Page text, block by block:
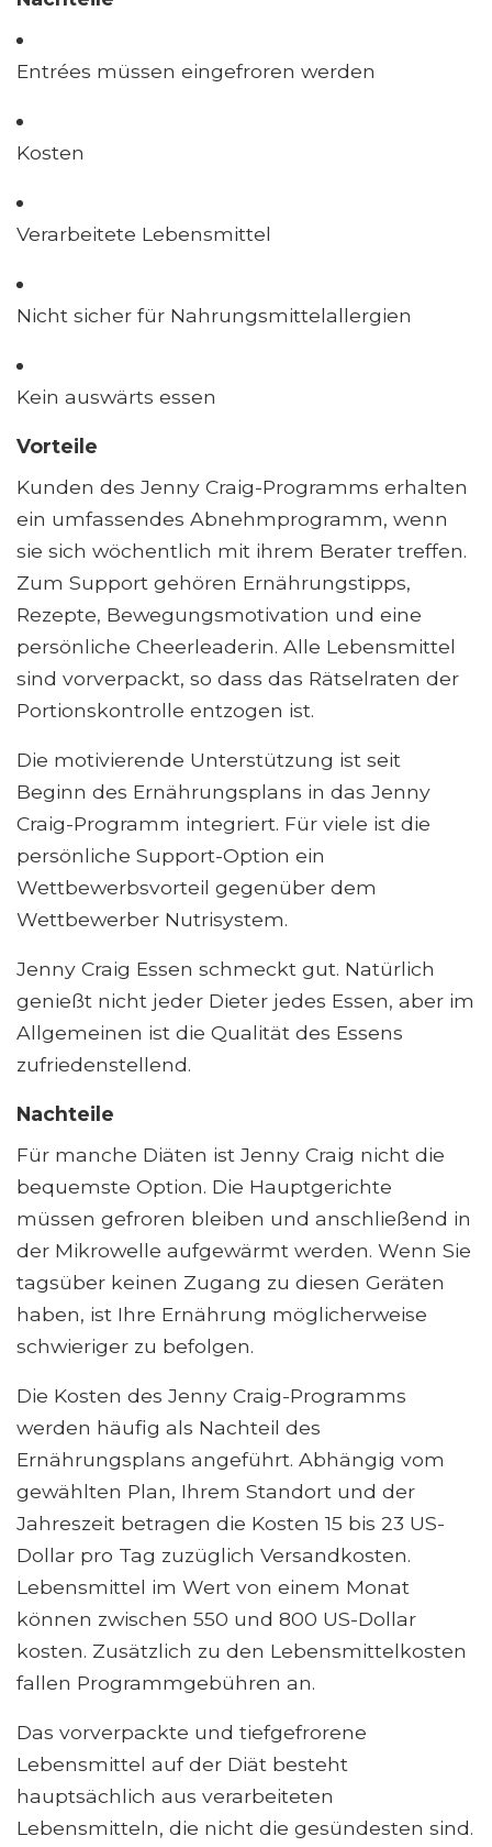
Entrées müssen eingefroren werden
Kosten
Verarbeitete Lebensmittel
Nicht sicher für Nahrungsmittelallergien
Kein auswärts essen
Vorteile
Kunden des Jenny Craig-Programms erhalten
ein umfassendes Abnehmprogramm, wenn
sie sich wöchentlich mit ihrem Berater treffen.
Zum Support gehören Ernährungstipps,
Rezepte, Bewegungsmotivation und eine
persönliche Cheerleaderin. Alle Lebensmittel
sind vorverpackt, so dass das Rätselraten der
Portionskontrolle entzogen ist.
Die motivierende Unterstützung ist seit
Beginn des Ernährungsplans in das Jenny
Craig-Programm integriert. Für viele ist die
persönliche Support-Option ein
Wettbewerbsvorteil gegenüber dem
Wettbewerber Nutrisystem.
Jenny Craig Essen schmeckt gut. Natürlich
genießt nicht jeder Dieter jedes Essen, aber im
Allgemeinen ist die Qualität des Essens
zufriedenstellend.
Nachteile
Für manche Diäten ist Jenny Craig nicht die
bequemste Option. Die Hauptgerichte
müssen gefroren bleiben und anschließend in
der Mikrowelle aufgewärmt werden. Wenn Sie
tagsüber keinen Zugang zu diesen Geräten
haben, ist Ihre Ernährung möglicherweise
schwieriger zu befolgen.
Die Kosten des Jenny Craig-Programms
werden häufig als Nachteil des
Ernährungsplans angeführt. Abhängig vom
gewählten Plan, Ihrem Standort und der
Jahreszeit betragen die Kosten 15 bis 23 US-
Dollar pro Tag zuzüglich Versandkosten.
Lebensmittel im Wert von einem Monat
können zwischen 550 und 800 US-Dollar
kosten. Zusätzlich zu den Lebensmittelkosten
fallen Programmgebühren an.
Das vorverpackte und tiefgefrorene
Lebensmittel auf der Diät besteht
hauptsächlich aus verarbeiteten
Lebensmitteln, die nicht die gesündesten sind.